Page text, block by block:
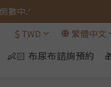
$ TWD 繁體中文
👶🏻 布尿布諮詢預約